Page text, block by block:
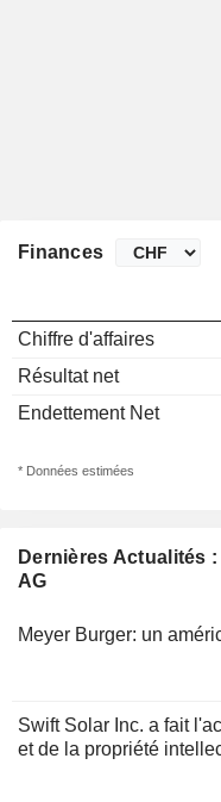
Dernières Actualités
AG
Meyer Burger: un
Swift Solar Inc. a fait
et de la propriété
Finances
Chiffre d'affaires
Résultat net
Endettement Net
* Données estimées